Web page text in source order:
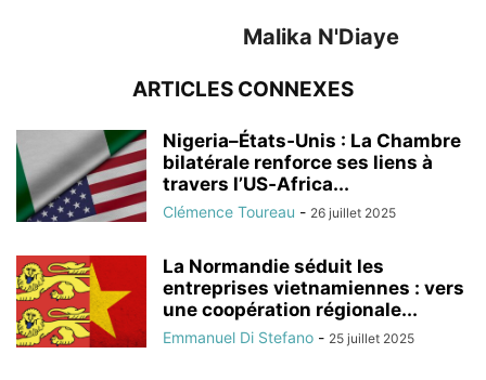
Malika N'Diaye
ARTICLES CONNEXES
Nigeria–États‑Unis : La Chambre
bilatérale renforce ses liens à
travers l’US‑Africa...
Clémence Toureau - 26 juillet 2025
La Normandie séduit les
entreprises vietnamiennes : vers
une coopération régionale...
Emmanuel Di Stefano - 25 juillet 2025